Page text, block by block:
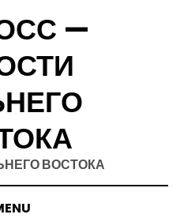
—
ВОСТОКА